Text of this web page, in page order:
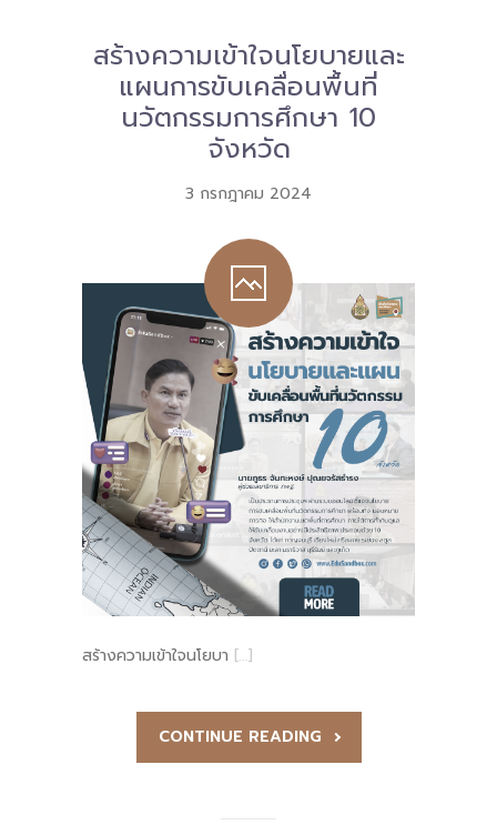
สร้างความเข้าใจนโยบายและ
แผนการขับเคลื่อนพื้นที่
นวัตกรรมการศึกษา 10
จังหวัด
3 กรกฎาคม 2024
สร้างความเข้าใจนโยบา […]
CONTINUE READING